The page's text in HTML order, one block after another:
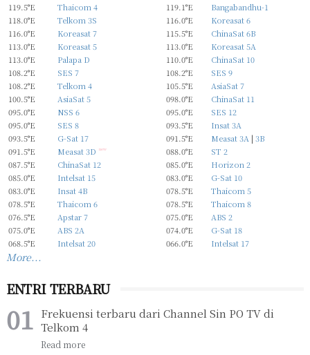
119.5°E
Thaicom 4 119.1°E
Bangabandhu-1
118.0°E
Telkom 3S 116.0°E
Koreasat 6
116.0°E
Koreasat 7 115.5°E
ChinaSat 6B
113.0°E
Koreasat 5 113.0°E
Koreasat 5A
113.0°E
Palapa D 110.0°E
ChinaSat 10
108.2°E
SES 7 108.2°E
SES 9
108.2°E
Telkom 4 105.5°E
AsiaSat 7
100.5°E
AsiaSat 5 098.0°E
ChinaSat 11
095.0°E
NSS 6 095.0°E
SES 12
095.0°E
SES 8 093.5°E
Insat 3A
093.5°E
G-Sat 17 091.5°E Measat 3A | 3B
091.5°E
Measat 3D new 088.0°E
ST 2
087.5°E
ChinaSat 12 085.0°E
Horizon 2
085.0°E
Intelsat 15 083.0°E
G-Sat 10
083.0°E
Insat 4B 078.5°E
Thaicom 5
078.5°E
Thaicom 6 078.5°E
Thaicom 8
076.5°E
Apstar 7 075.0°E
ABS 2
075.0°E
ABS 2A 074.0°E
G-Sat 18
068.5°E
Intelsat 20 066.0°E Intelsat 17
More...
ENTRI TERBARU
Frekuensi terbaru dari Channel Sin PO TV di
Telkom 4